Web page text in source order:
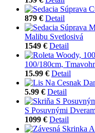
879 € Detail
Malibu Svetlosivá
1549 € Detail
100/180cm,
15.99 € Detail
5.99 € Detail
S Posuvnými
1099 € Detail